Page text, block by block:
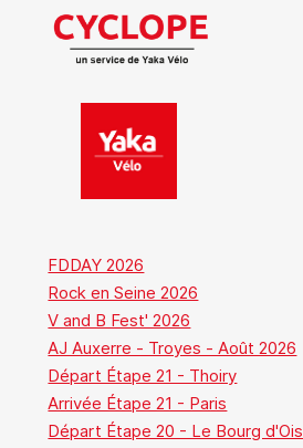
FDDAY 2026
Rock en Seine 2026
V and B Fest' 2026
AJ Auxerre - Troyes - Août 2026
Départ Étape 21 - Thoiry
Arrivée Étape 21 - Paris
Départ Étape 20 - Le Bourg